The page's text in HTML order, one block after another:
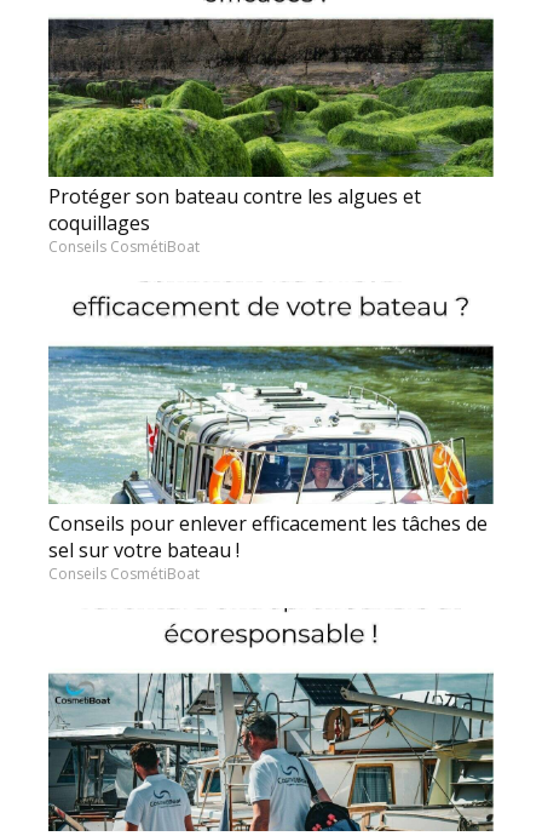
Protéger son bateau contre les algues et
coquillages
Conseils CosmétiBoat
Conseils pour enlever efficacement les tâches de
sel sur votre bateau !
Conseils CosmétiBoat